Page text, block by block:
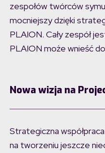
zespołów twórców
mocniejszy dzięki
PLAION. Cały zespół
PLAION może wnieść
Nowa wizja na
Strategiczna
na tworzeniu jeszcze